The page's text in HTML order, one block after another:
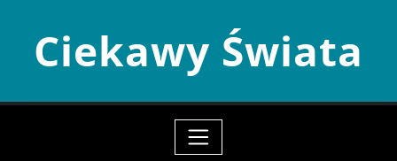
contentCiekawy Świata